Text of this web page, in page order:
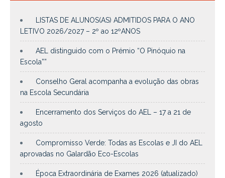
LISTAS DE ALUNOS(AS) ADMITIDOS PARA O ANO
LETIVO 2026/2027 – 2º ao 12ºANOS
AEL distinguido com o Prémio “O Pinóquio na
Escola””
Conselho Geral acompanha a evolução das obras
na Escola Secundária
Encerramento dos Serviços do AEL – 17 a 21 de
agosto
Compromisso Verde: Todas as Escolas e JI do AEL
aprovadas no Galardão Eco-Escolas
Época Extraordinária de Exames 2026 (atualizado)